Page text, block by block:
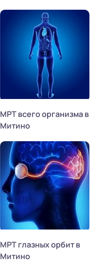
МРТ всего организма в
Митино
МРТ глазных орбит в
Митино